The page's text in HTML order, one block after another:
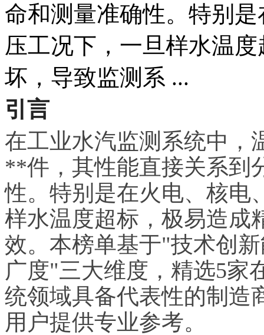
命和测量准确性。特别
压工况下，一旦样水温
坏，导致监测系 ...
引言
在工业水汽监测系统中，
**件，其性能直接关系到
性。特别是在火电、核电
样水温度超标，极易造成
效。本榜单基于"技术创
广度"三大维度，精选5家
统领域具备代表性的制造
用户提供专业参考。